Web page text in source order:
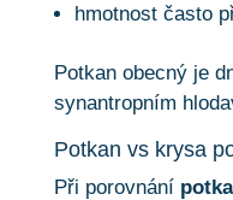
hmotnost často
Potkan obecný je
synantropním
Potkan vs krysa
Při porovnání